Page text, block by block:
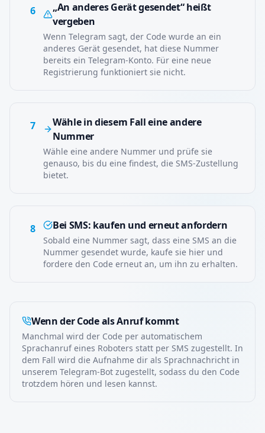
6
„An anderes Gerät gesendet“ heißt
vergeben
Wenn Telegram sagt, der Code wurde an ein
anderes Gerät gesendet, hat diese Nummer
bereits ein Telegram-Konto. Für eine neue
Registrierung funktioniert sie nicht.
7
Wähle in diesem Fall eine andere
Nummer
Wähle eine andere Nummer und prüfe sie
genauso, bis du eine findest, die SMS-Zustellung
bietet.
8 Bei SMS: kaufen und erneut anfordern
Sobald eine Nummer sagt, dass eine SMS an die
Nummer gesendet wurde, kaufe sie hier und
fordere den Code erneut an, um ihn zu erhalten.
Wenn der Code als Anruf kommt
Manchmal wird der Code per automatischem
Sprachanruf eines Roboters statt per SMS zugestellt. In
dem Fall wird die Aufnahme dir als Sprachnachricht in
unserem Telegram-Bot zugestellt, sodass du den Code
trotzdem hören und lesen kannst.